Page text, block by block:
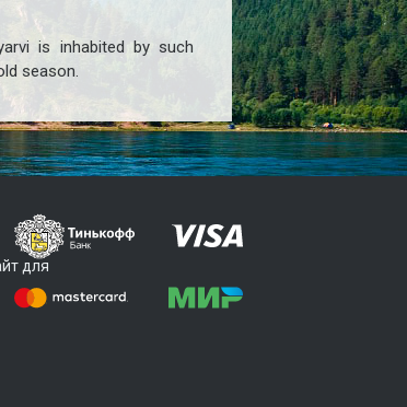
is inhabited by such
season.
для